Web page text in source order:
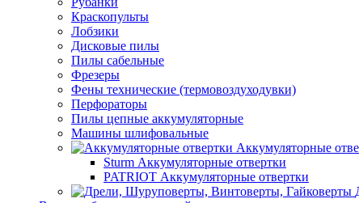
Краскопульты
Лобзики
Дисковые пилы
Пилы сабельные
Фрезеры
Фены технические (термовоздуходувки)
Перфораторы
Пилы цепные аккумуляторные
Машины шлифовальные
Аккумуляторные
Sturm Аккумуляторные отвертки
PATRIOT Аккумуляторные отвертки